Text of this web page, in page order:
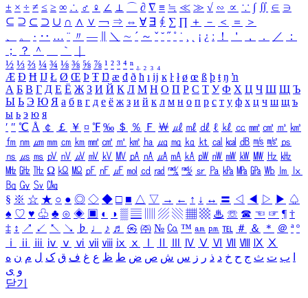
± × ÷ ≠ ≤ ≥ ∞ ∴ ♂ ♀ ∠ ⊥ ⌒ ∂ ∇ ≡ ≒ ≪ ≫ √ ∽ ∝ ∵ ∫ ∬ ∈ ∋
⊆ ⊇ ⊂ ⊃ ∪ ∩ ∧ ∨ ￢ ⇒ ⇔ ∀ ∃ ∮ ∑ ∏ ＋ － ＜ ＝
＞
、
。 · ‥ … ¨ 〃 ― ＼ ∼ ´ ～ ˇ ˘ ˝ ˚ ˙ ¸ ¡ ¿ ː ！ ＇ ， ． ／
：
；
？ ＾ ｀
½ ⅓ ⅔ ¼ ¾ ⅛ ⅜ ⅝ ⅞ ¹ ² ³ ⁴ ⁿ ₁ ₂ ₃ ₄
Æ Ð Ħ Ĳ Ł Ø Œ Þ Ŧ Ŋ æ đ ð ħ ı ĳ ĸ ŀ ł ø œ ß þ ŧ ŋ ŉ
А Б В Г Д Е Ё Ж З И Й К Л М Н О П Р С Т У Ф Х Ц Ч Ш Щ Ъ
Ы Ь Э Ю Я а б в г д е ё ж з и й к л м н о п р с т у ф х ц ч ш щ ъ
ы ь э ю я
′ ″ ℃ Å ￠ ￡ ￥ ¤ ℉ ‰ ＄ ％ Ｆ ￦ ㎕ ㎖ ㎗ ℓ ㎘ ㏄ ㎣ ㎤ ㎥ ㎦
㎙ ㎚ ㎛ ㎜ ㎝ ㎞ ㎟ ㎠ ㎡ ㎢ ㏊ ㎍ ㎎ ㎏ ㏏ ㎈ ㎉ ㏈ ㎧ ㎨ ㎰
㎱ ㎲ ㎳ ㎴ ㎵ ㎶ ㎷ ㎸ ㎹ ㎀ ㎁ ㎂ ㎃ ㎄ ㎺ ㎻ ㎽ ㎾ ㎿ ㎐ ㎑
㎒ ㎓ ㎔ Ω ㏀ ㏁ ㎊ ㎋ ㎌ ㏖ ㏅ ㎭ ㎮ ㎯ ㏛ ㎩ ㎪ ㎫ ㎬ ㏝ ㏐
㏓
㏃ ㏉ ㏜ ㏆
§ ※ ☆ ★ ○ ● ◎ ◇ ◆ □ ■ △ ▽ → ← ↑ ↓ ↔ 〓 ◁ ◀ ▷ ▶ ♤
♠ ♡ ♥ ♧ ♣ ⊙ ◈ ▣ ◐ ◑ ▒ ▤ ▨ ▧ ▦ ▩ ♨ ☏ ☎ ☜ ☞ ¶ †
‡ ↕ ↗ ↙ ↖ ↘ ♭ ♩ ♪ ♬ ㉿ ㈜ № ㏇ ™ ㏂ ㏘ ℡ ＃ ＆ ＊ ＠ ª º
ⅰ
ⅱ ⅲ ⅳ ⅴ ⅵ ⅶ ⅷ ⅸ ⅹ Ⅳ Ⅴ Ⅵ Ⅶ Ⅷ Ⅸ Ⅹ
ب ت ث ج ح خ د ذ ر ز س ش ص ض ط ظ ع غ ف ق ک ل م ن ه
و ی
닫기